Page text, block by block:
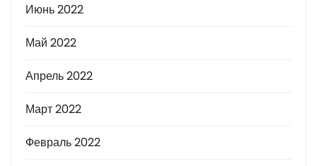
Июнь 2022
Май 2022
Апрель 2022
Март 2022
Февраль 2022